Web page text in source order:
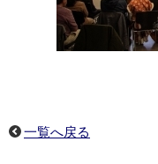
一覧へ戻る